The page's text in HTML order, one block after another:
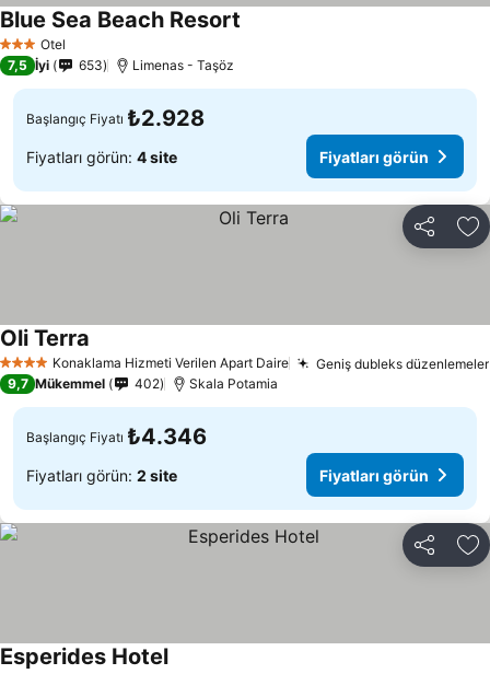
3 YıldızOtel
Blue Sea Beach Resort
7,5 İyi 653 Limenas - Taşöz
Başlangıç Fiyatı ₺2.928
Fiyatları görün: 4 site Fiyatları görün
Paylaş
4 Yıldız Konaklama Hizmeti Verilen Apart Daire Geniş dubleks düzenlemeler
Oli Terra
9,7 Mükemmel 402 Skala Potamia
Başlangıç Fiyatı ₺4.346
Fiyatları görün: 2 site Fiyatları görün
Paylaş
Esperides Hotel